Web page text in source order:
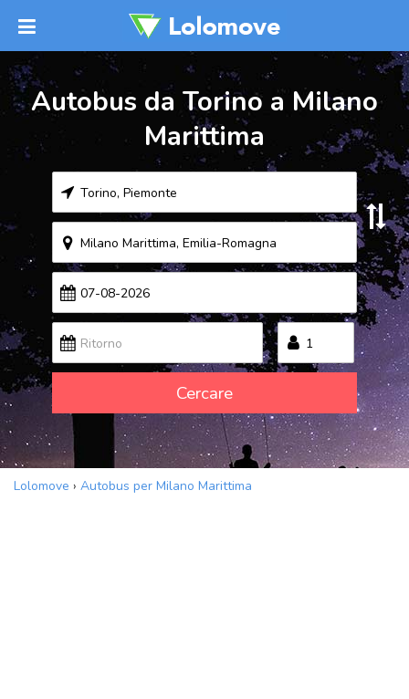
Autobus da Torino a Milano
Marittima
Cercare
Lolomove › Autobus per Milano Marittima